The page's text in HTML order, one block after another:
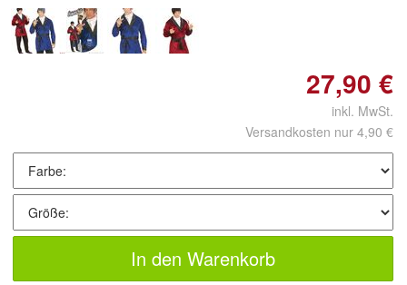
27,90 €
inkl. MwSt.
Versandkosten nur 4,90 €
In den Warenkorb